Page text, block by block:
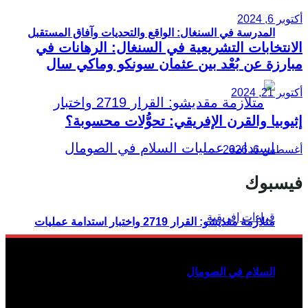
المدرسة في السنغال: الواقع والتحديات وآفاق المستقبل
متلازمة مقديشو: القرار 2719 واختبار استدامة عمليات
السلام في الصومال
أكتوبر 6, 2024
الانتخابات التشريعية في السنغال: الرهانات في
مبارزة عن بُعْد بين عثمان سونكو وماكي سال
أكتوبر 21, 2024
إثيوبيا والقرن الإفريقي: تحوُّلات محسوبة؟
أغسطس 6, 2026
فيسبوك